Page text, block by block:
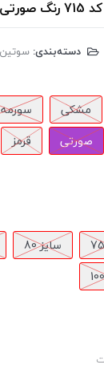
دسته‌بندی: سوتین
مشکی
صورتی قرمز
سایز 80